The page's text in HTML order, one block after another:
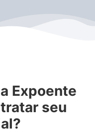
Expoente
seu